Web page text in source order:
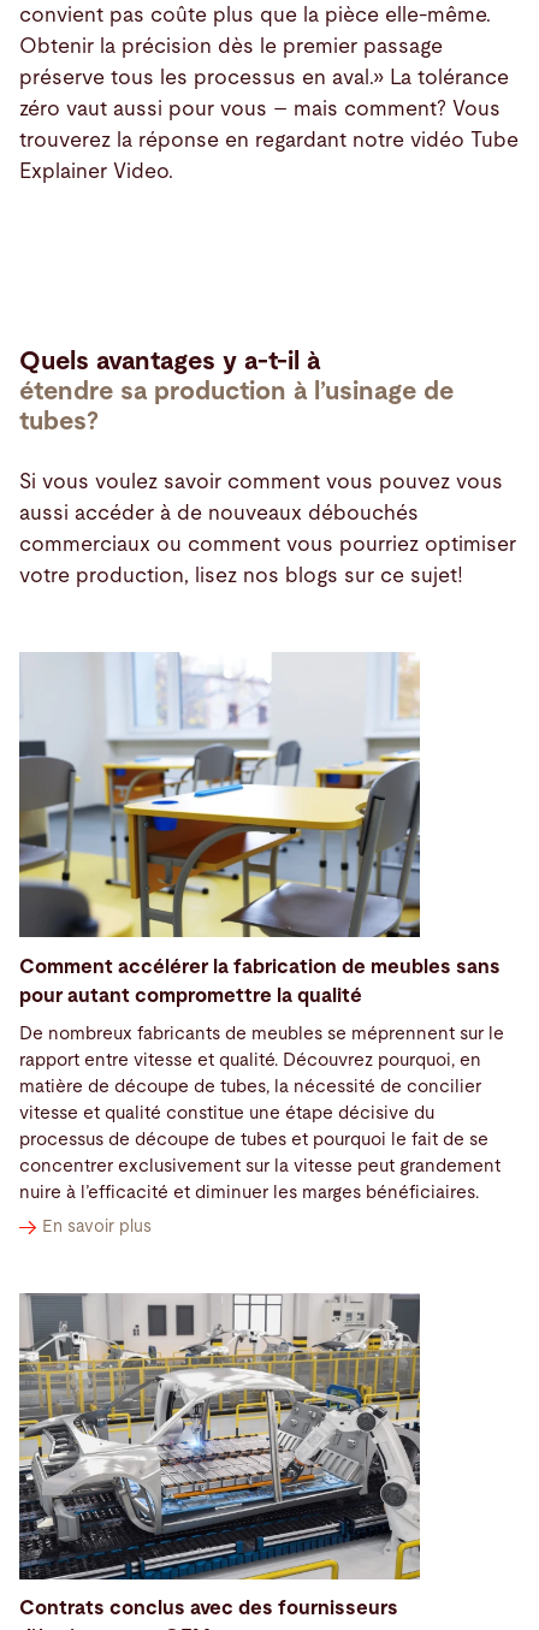
convient pas coûte plus que la pièce elle-même.
Obtenir la précision dès le premier passage
préserve tous les processus en aval.» La tolérance
zéro vaut aussi pour vous – mais comment? Vous
trouverez la réponse en regardant notre vidéo Tube
Explainer Video.
Quels avantages y a-t-il à
étendre sa production à l’usinage de
tubes?
Si vous voulez savoir comment vous pouvez vous
aussi accéder à de nouveaux débouchés
commerciaux ou comment vous pourriez optimiser
votre production, lisez nos blogs sur ce sujet!
Comment accélérer la fabrication de meubles sans
pour autant compromettre la qualité
De nombreux fabricants de meubles se méprennent sur le
rapport entre vitesse et qualité. Découvrez pourquoi, en
matière de découpe de tubes, la nécessité de concilier
vitesse et qualité constitue une étape décisive du
processus de découpe de tubes et pourquoi le fait de se
concentrer exclusivement sur la vitesse peut grandement
nuire à l’efficacité et diminuer les marges bénéficiaires.
En savoir plus
Contrats conclus avec des fournisseurs